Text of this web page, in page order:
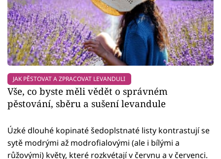
JAK PĚSTOVAT A ZPRACOVAT LEVANDULI
Vše, co byste měli vědět o správném
pěstování, sběru a sušení levandule
Úzké dlouhé kopinaté šedoplstnaté listy kontrastují se
sytě modrými až modrofialovými (ale i bílými a
růžovými) květy, které rozkvétají v červnu a v červenci.